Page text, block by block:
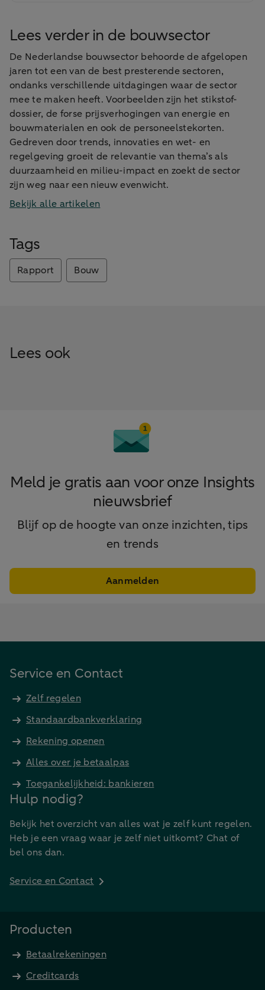
Lees verder in de bouwsector
De Nederlandse bouwsector behoorde de afgelopen
jaren tot een van de best presterende sectoren,
ondanks verschillende uitdagingen waar de sector
mee te maken heeft. Voorbeelden zijn het stikstof-
dossier, de forse prijsverhogingen van energie en
bouwmaterialen en ook de personeelstekorten.
Gedreven door trends, innovaties en wet- en
regelgeving groeit de relevantie van thema’s als
duurzaamheid en milieu-impact en zoekt de sector
zijn weg naar een nieuw evenwicht.
Bekijk alle artikelen
Tags
Rapport Bouw
Lees ook
Meld je gratis aan voor onze Insights
nieuwsbrief
Blijf op de hoogte van onze inzichten, tips
en trends
Aanmelden
Service en Contact
Zelf regelen
Standaardbankverklaring
Rekening openen
Alles over je betaalpas
Toegankelijkheid: bankieren
Hulp nodig?
Bekijk het overzicht van alles wat je zelf kunt regelen.
Heb je een vraag waar je zelf niet uitkomt? Chat of
bel ons dan.
Service en Contact
Producten
Betaalrekeningen
Creditcards